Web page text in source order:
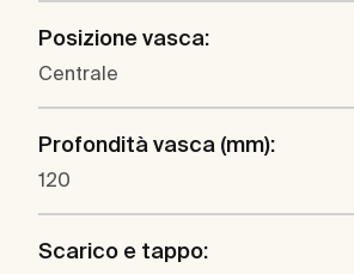
Posizione vasca:
Centrale
Profondità vasca (mm):
120
Scarico e tappo: